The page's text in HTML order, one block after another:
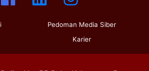
Pedoman Media Siber
Karier